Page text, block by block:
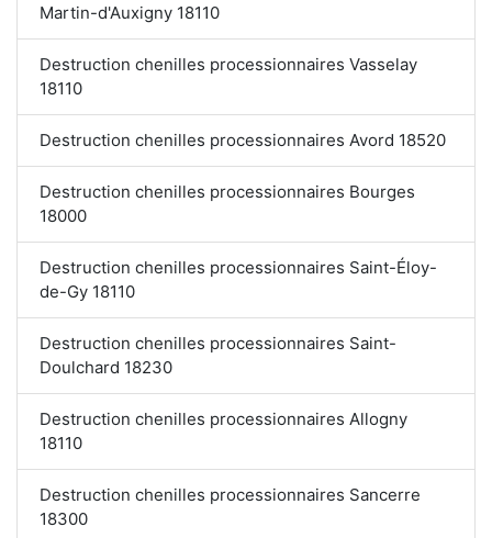
Martin-d'Auxigny 18110
Destruction chenilles processionnaires Vasselay
18110
Destruction chenilles processionnaires Avord 18520
Destruction chenilles processionnaires Bourges
18000
Destruction chenilles processionnaires Saint-Éloy-
de-Gy 18110
Destruction chenilles processionnaires Saint-
Doulchard 18230
Destruction chenilles processionnaires Allogny
18110
Destruction chenilles processionnaires Sancerre
18300